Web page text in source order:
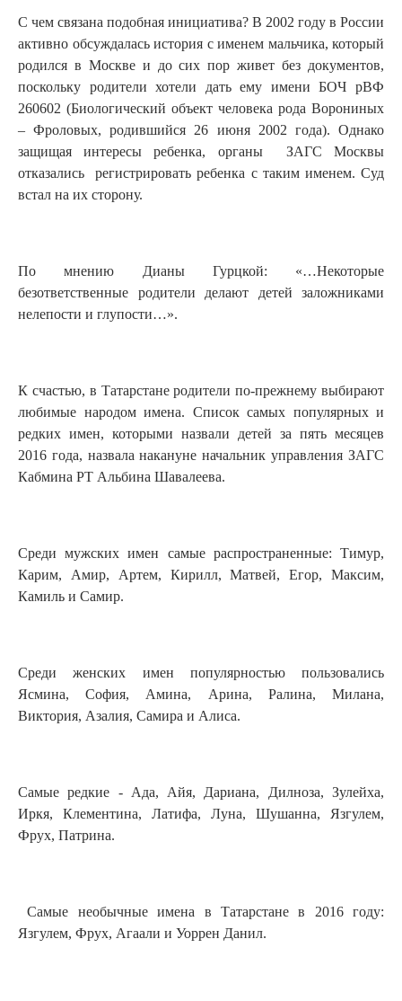
С чем связана подобная инициатива? В 2002 году в России
активно обсуждалась история с именем мальчика, который
родился в Москве и до сих пор живет без документов,
поскольку родители хотели дать ему имени БОЧ рВФ
260602 (Биологический объект человека рода Ворониных
– Фроловых, родившийся 26 июня 2002 года). Однако
защищая интересы ребенка, органы ЗАГС Москвы
отказались регистрировать ребенка с таким именем. Суд
встал на их сторону.
По мнению Дианы Гурцкой: «…Некоторые
безответственные родители делают детей заложниками
нелепости и глупости…».
К счастью, в Татарстане родители по-прежнему выбирают
любимые народом имена. Список самых популярных и
редких имен, которыми назвали детей за пять месяцев
2016 года, назвала накануне начальник управления ЗАГС
Кабмина РТ Альбина Шавалеева.
Среди мужских имен самые распространенные: Тимур,
Карим, Амир, Артем, Кирилл, Матвей, Егор, Максим,
Камиль и Самир.
Среди женских имен популярностью пользовались
Ясмина, София, Амина, Арина, Ралина, Милана,
Виктория, Азалия, Самира и Алиса.
Самые редкие - Ада, Айя, Дариана, Дилноза, Зулейха,
Иркя, Клементина, Латифа, Луна, Шушанна, Язгулем,
Фрух, Патрина.
Самые необычные имена в Татарстане в 2016 году:
Язгулем, Фрух, Агаали и Уоррен Данил.